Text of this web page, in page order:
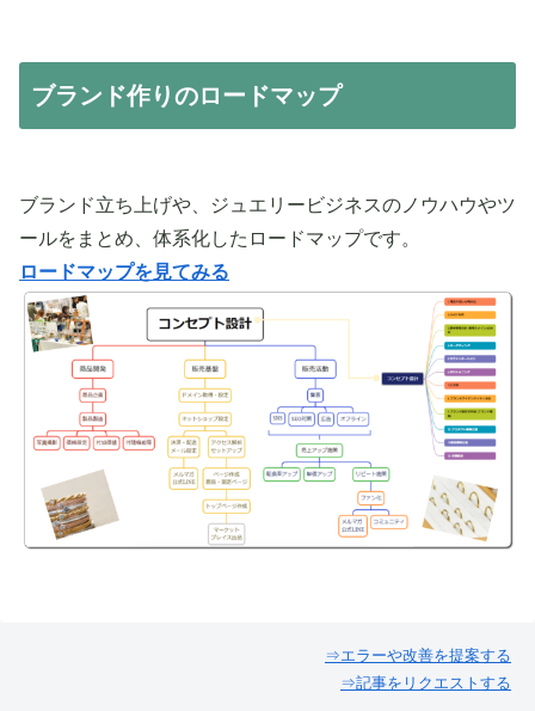
ブランド作りのロードマップ
ブランド立ち上げや、ジュエリービジネスのノウハウやツ
ールをまとめ、体系化したロードマップです。
ロードマップを見てみる
⇒エラーや改善を提案する
⇒記事をリクエストする